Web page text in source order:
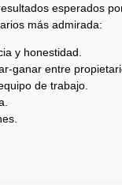
esperados
más admirada:
y honestidad.
ganar entre
de trabajo.